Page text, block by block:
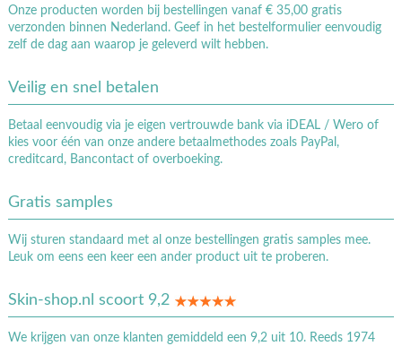
Onze producten worden bij bestellingen vanaf € 35,00 gratis
verzonden binnen Nederland. Geef in het bestelformulier eenvoudig
zelf de dag aan waarop je geleverd wilt hebben.
Veilig en snel betalen
Betaal eenvoudig via je eigen vertrouwde bank via iDEAL / Wero of
kies voor één van onze andere betaalmethodes zoals PayPal,
creditcard, Bancontact of overboeking.
Gratis samples
Wij sturen standaard met al onze bestellingen gratis samples mee.
Leuk om eens een keer een ander product uit te proberen.
Skin-shop.nl scoort 9,2
We krijgen van onze klanten gemiddeld een 9,2 uit 10. Reeds 1974